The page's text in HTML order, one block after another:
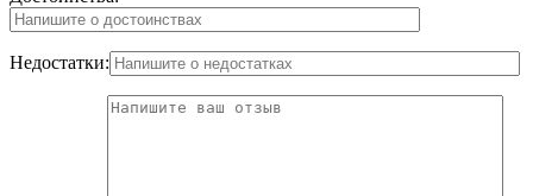
Недостатки: